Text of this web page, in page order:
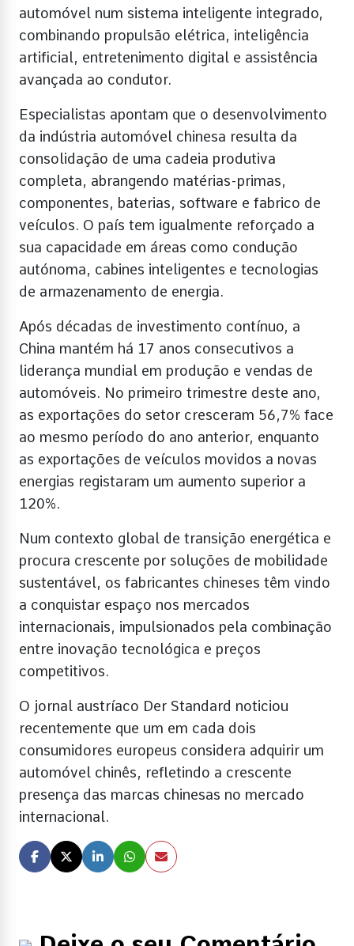
automóvel num sistema inteligente integrado,
combinando propulsão elétrica, inteligência
artificial, entretenimento digital e assistência
avançada ao condutor.
Especialistas apontam que o desenvolvimento
da indústria automóvel chinesa resulta da
consolidação de uma cadeia produtiva
completa, abrangendo matérias-primas,
componentes, baterias, software e fabrico de
veículos. O país tem igualmente reforçado a
sua capacidade em áreas como condução
autónoma, cabines inteligentes e tecnologias
de armazenamento de energia.
Após décadas de investimento contínuo, a
China mantém há 17 anos consecutivos a
liderança mundial em produção e vendas de
automóveis. No primeiro trimestre deste ano,
as exportações do setor cresceram 56,7% face
ao mesmo período do ano anterior, enquanto
as exportações de veículos movidos a novas
energias registaram um aumento superior a
120%.
Num contexto global de transição energética e
procura crescente por soluções de mobilidade
sustentável, os fabricantes chineses têm vindo
a conquistar espaço nos mercados
internacionais, impulsionados pela combinação
entre inovação tecnológica e preços
competitivos.
O jornal austríaco Der Standard noticiou
recentemente que um em cada dois
consumidores europeus considera adquirir um
automóvel chinês, refletindo a crescente
presença das marcas chinesas no mercado
internacional.